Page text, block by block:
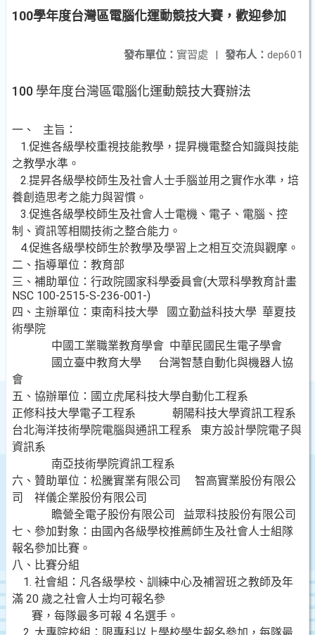
100學年度台灣區電腦化運動競技大賽，歡迎參加
發布人： dep601
發布單位： 實習處 |
100 學年度台灣區電腦化運動競技大賽辦法
一、 主旨：
1.促進各級學校重視技能教學，提昇機電整合知識與技能
之教學水準。
2.提昇各級學校師生及社會人士手腦並用之實作水準，培
養創造思考之能力與習慣。
3.促進各級學校師生及社會人士電機、電子、電腦、控
制、資訊等相關技術之整合能力。
4.促進各級學校師生於教學及學習上之相互交流與觀摩。
二、指導單位：教育部
三、補助單位：行政院國家科學委員會(大眾科學教育計畫
NSC 100-2515-S-236-001-)
四、主辦單位：東南科技大學 國立勤益科技大學 華夏技
術學院
中國工業職業教育學會 中華民國民生電子學會
國立臺中教育大學 台灣智慧自動化與機器人協
會
五、協辦單位：國立虎尾科技大學自動化工程系
正修科技大學電子工程系 朝陽科技大學資訊工程系
台北海洋技術學院電腦與通訊工程系 東方設計學院電子與
資訊系
南亞技術學院資訊工程系
六、贊助單位：松騰實業有限公司 智高實業股份有限公
司 祥儀企業股份有限公司
瞻營全電子股份有限公司 益眾科技股份有限公司
七、參加對象：由國內各級學校推薦師生及社會人士組隊
報名參加比賽。
八、比賽分組
1. 社會組：凡各級學校、訓練中心及補習班之教師及年
滿 20 歲之社會人士均可報名參
賽，每隊最多可報 4 名選手。